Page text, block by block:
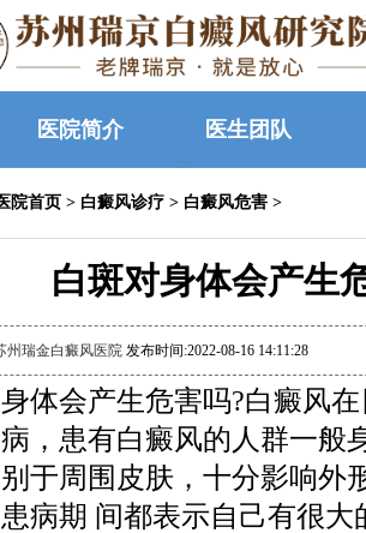
医院简介 医生团队
院首页 > 白癜风诊疗 > 白癜风危害 >
白斑对身体会产生
州瑞金白癜风医院 发布时间:2022-08-16 14:11:28
会产生危害吗?白癜风在
，患有白癜风的人群一般
于周围皮肤，十分影响外
病期 间都表示自己有很